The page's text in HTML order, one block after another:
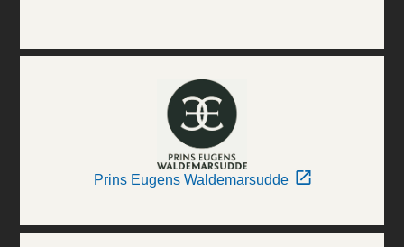
Prins Eugens Waldemarsudde